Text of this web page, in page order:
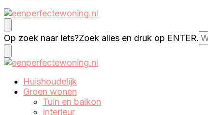
Eenperfectewoning.nl
We brengen jouw droomhuis tot leven
Op zoek naar iets?Zoek alles en druk op ENTER.
Eenperfectewoning.nl
We brengen jouw droomhuis tot leven
Huishoudelijk
Groen wonen
Tuin en balkon
Interieur